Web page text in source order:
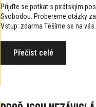
Přijďte se potkat s pirátským
Svobodou. Probereme otázky
Vstup: zdarma Těšíme se na vás.
Přečíst celé